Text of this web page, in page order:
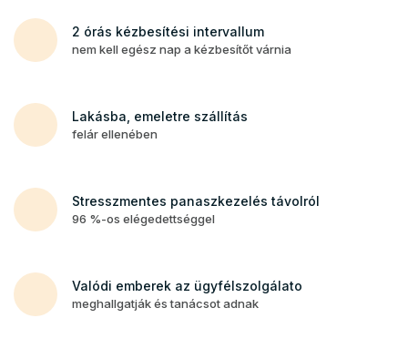
2 órás kézbesítési intervallum
nem kell egész nap a kézbesítőt várnia
Lakásba, emeletre szállítás
felár ellenében
Stresszmentes panaszkezelés távolról
96 %-os elégedettséggel
Valódi emberek az ügyfélszolgálato
meghallgatják és tanácsot adnak